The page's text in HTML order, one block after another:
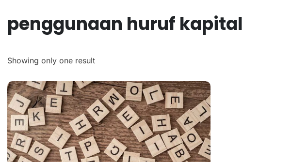
penggunaan huruf kapital
Showing only one result